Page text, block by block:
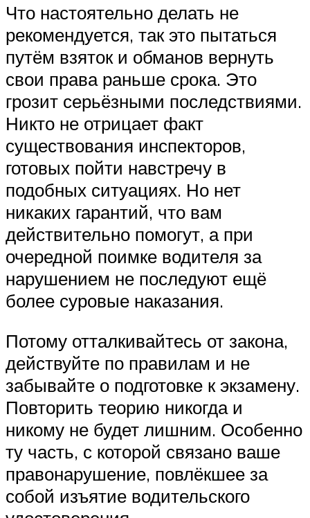
Что настоятельно делать не
рекомендуется, так это пытаться
путём взяток и обманов вернуть
свои права раньше срока. Это
грозит серьёзными последствиями.
Никто не отрицает факт
существования инспекторов,
готовых пойти навстречу в
подобных ситуациях. Но нет
никаких гарантий, что вам
действительно помогут, а при
очередной поимке водителя за
нарушением не последуют ещё
более суровые наказания.
Потому отталкивайтесь от закона,
действуйте по правилам и не
забывайте о подготовке к экзамену.
Повторить теорию никогда и
никому не будет лишним. Особенно
ту часть, с которой связано ваше
правонарушение, повлёкшее за
собой изъятие водительского